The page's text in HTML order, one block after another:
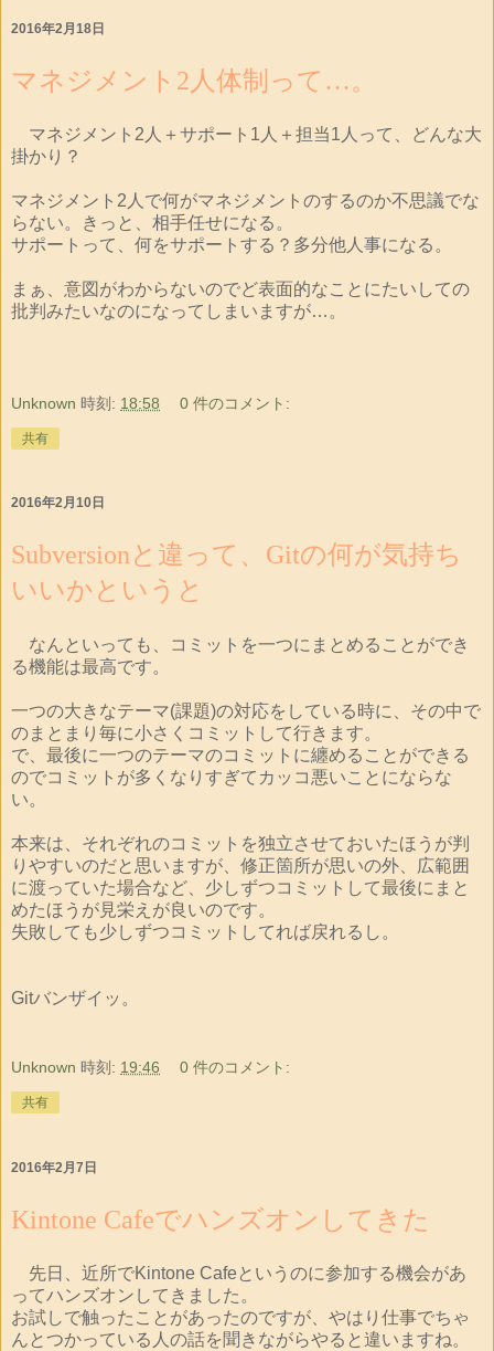
2016年2月18日
マネジメント2人体制って…。
マネジメント2人＋サポート1人＋担当1人って、どんな大
掛かり？
マネジメント2人で何がマネジメントのするのか不思議でな
らない。きっと、相手任せになる。
サポートって、何をサポートする？多分他人事になる。
まぁ、意図がわからないのでど表面的なことにたいしての
批判みたいなのになってしまいますが…。
Unknown 時刻: 18:58 0 件のコメント:
共有
2016年2月10日
Subversionと違って、Gitの何が気持ち
いいかというと
なんといっても、コミットを一つにまとめることができ
る機能は最高です。
一つの大きなテーマ(課題)の対応をしている時に、その中で
のまとまり毎に小さくコミットして行きます。
で、最後に一つのテーマのコミットに纏めることができる
のでコミットが多くなりすぎてカッコ悪いことにならな
い。
本来は、それぞれのコミットを独立させておいたほうが判
りやすいのだと思いますが、修正箇所が思いの外、広範囲
に渡っていた場合など、少しずつコミットして最後にまと
めたほうが見栄えが良いのです。
失敗しても少しずつコミットしてれば戻れるし。
Gitバンザイッ。
Unknown 時刻: 19:46 0 件のコメント:
共有
2016年2月7日
Kintone Cafeでハンズオンしてきた
先日、近所でKintone Cafeというのに参加する機会があ
ってハンズオンしてきました。
お試しで触ったことがあったのですが、やはり仕事でちゃ
んとつかっている人の話を聞きながらやると違いますね。